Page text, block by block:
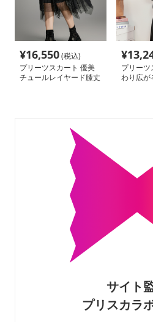
¥16,550(税込)
プリーツスカート 優美
チュールレイヤード膝丈
¥
プリーツ
わり広が
サイト
プリスカラ